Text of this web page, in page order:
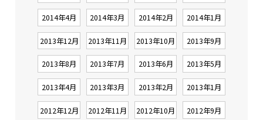
2014年4月 2014年3月 2014年2月 2014年1月
2013年12月 2013年11月 2013年10月 2013年9月
2013年8月 2013年7月 2013年6月 2013年5月
2013年4月 2013年3月 2013年2月 2013年1月
2012年12月 2012年11月 2012年10月 2012年9月